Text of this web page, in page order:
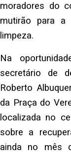
moradores do
mutirão para a
limpeza.
Na
secretário de
Roberto
da Praça do
localizada no
sobre a
ainda no mês